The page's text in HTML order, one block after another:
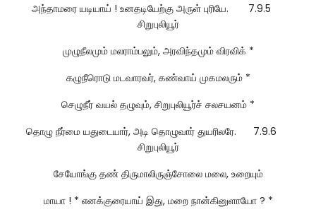
அந்தாமரை யடியாய் ! உனதடியேற்கு அருள் புரியே. 7.9.5
சிறுபுலியூர்
முழுநீலமும் மலராம்பலும், அரவிந்தமும் விரவிக் *
கழுநீரொடு மடவாரவர், கண்வாய் முகமலரும் *
செழுநீர் வயல் தழுவும், சிறுபுலியூர்ச் சலசயனம் *
தொழு நீர்மை யதுடையார், அடி தொழுவார் துயரிலரே. 7.9.6
சிறுபுலியூர்
சேயோங்கு தண் திருமாலிருஞ்சோலை மலை, உறையும்
மாயா ! * எனக்குரையாய் இது, மறை நான்கினுளாயோ ? *